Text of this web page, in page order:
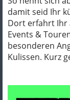
damit seid Ihr
Dort erfahrt Ihr
Events &
besonderen
Kulissen. Kurz
Toggle
BIO BIKES